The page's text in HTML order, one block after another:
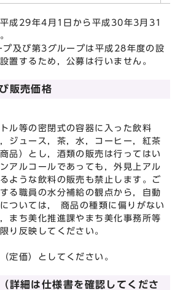
成29年4月1日から平成30年3月31
及び第3グループは平成28年度の設
置するため，公募は行いません。
販売価格
等の密閉式の容器に入った飲料
ジュース，茶，水，コーヒー，紅茶
品）とし，酒類の販売は行ってはい
アルコールであっても，外見上アル
ような飲料の販売も禁止します。ご
る職員の水分補給の観点から，自動
ついては， 商品の種類に偏りがない
まち美化推進課やまち美化事務所等
り反映してください。
価）としてください。
細は仕様書を確認してくださ